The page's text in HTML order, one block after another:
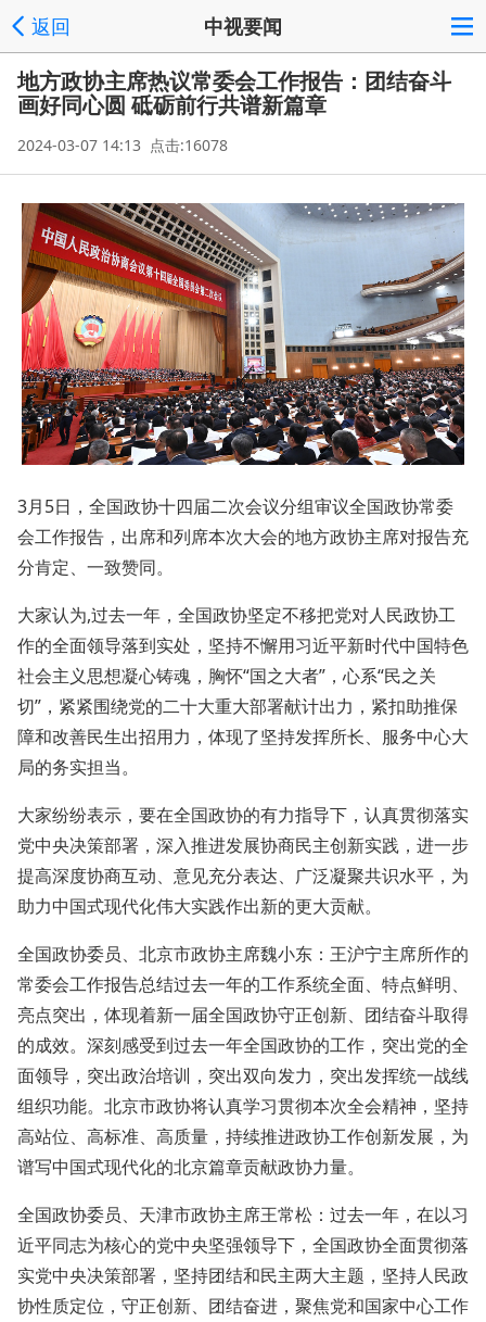
返回 中视要闻
地方政协主席热议常委会工作报告：团结奋斗
画好同心圆 砥砺前行共谱新篇章
2024-03-07 14:13 点击:16078
3月5日，全国政协十四届二次会议分组审议全国政协常委
会工作报告，出席和列席本次大会的地方政协主席对报告充
分肯定、一致赞同。
大家认为,过去一年，全国政协坚定不移把党对人民政协工
作的全面领导落到实处，坚持不懈用习近平新时代中国特色
社会主义思想凝心铸魂，胸怀“国之大者”，心系“民之关
切”，紧紧围绕党的二十大重大部署献计出力，紧扣助推保
障和改善民生出招用力，体现了坚持发挥所长、服务中心大
局的务实担当。
大家纷纷表示，要在全国政协的有力指导下，认真贯彻落实
党中央决策部署，深入推进发展协商民主创新实践，进一步
提高深度协商互动、意见充分表达、广泛凝聚共识水平，为
助力中国式现代化伟大实践作出新的更大贡献。
全国政协委员、北京市政协主席魏小东：王沪宁主席所作的
常委会工作报告总结过去一年的工作系统全面、特点鲜明、
亮点突出，体现着新一届全国政协守正创新、团结奋斗取得
的成效。深刻感受到过去一年全国政协的工作，突出党的全
面领导，突出政治培训，突出双向发力，突出发挥统一战线
组织功能。北京市政协将认真学习贯彻本次全会精神，坚持
高站位、高标准、高质量，持续推进政协工作创新发展，为
谱写中国式现代化的北京篇章贡献政协力量。
全国政协委员、天津市政协主席王常松：过去一年，在以习
近平同志为核心的党中央坚强领导下，全国政协全面贯彻落
实党中央决策部署，坚持团结和民主两大主题，坚持人民政
协性质定位，守正创新、团结奋进，聚焦党和国家中心工作